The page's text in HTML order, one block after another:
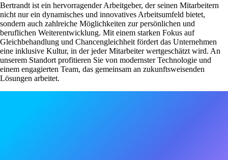
Bertrandt ist ein hervorragender Arbeitgeber, der seinen Mitarbeitern
nicht nur ein dynamisches und innovatives Arbeitsumfeld bietet,
sondern auch zahlreiche Möglichkeiten zur persönlichen und
beruflichen Weiterentwicklung. Mit einem starken Fokus auf
Gleichbehandlung und Chancengleichheit fördert das Unternehmen
eine inklusive Kultur, in der jeder Mitarbeiter wertgeschätzt wird. An
unserem Standort profitieren Sie von modernster Technologie und
einem engagierten Team, das gemeinsam an zukunftsweisenden
Lösungen arbeitet.